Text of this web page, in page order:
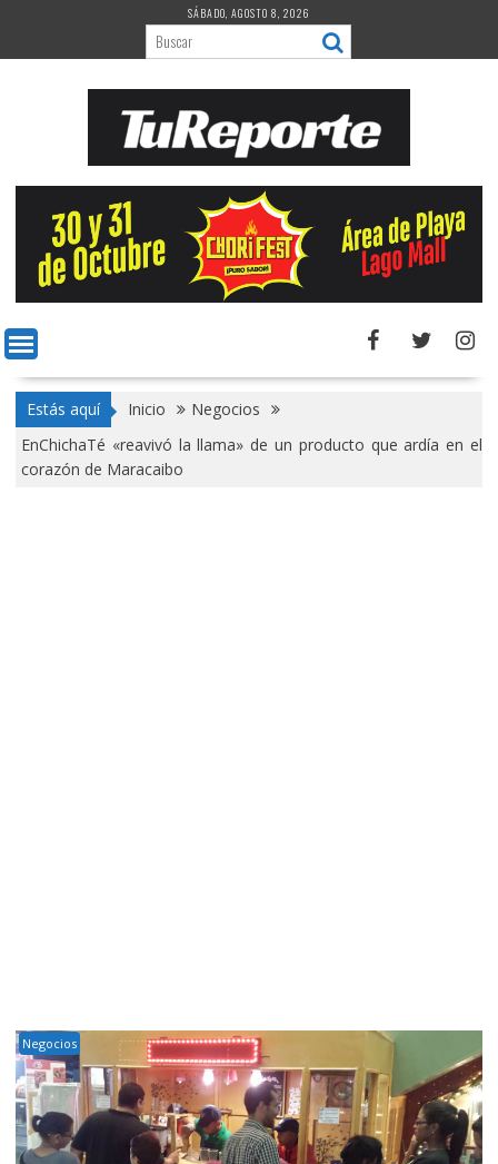
contenido
SÁBADO, AGOSTO 8, 2026
Estás aquí Inicio
Negocios
EnChichaTé «reavivó la llama» de un producto que ardía en el
corazón de Maracaibo
Negocios